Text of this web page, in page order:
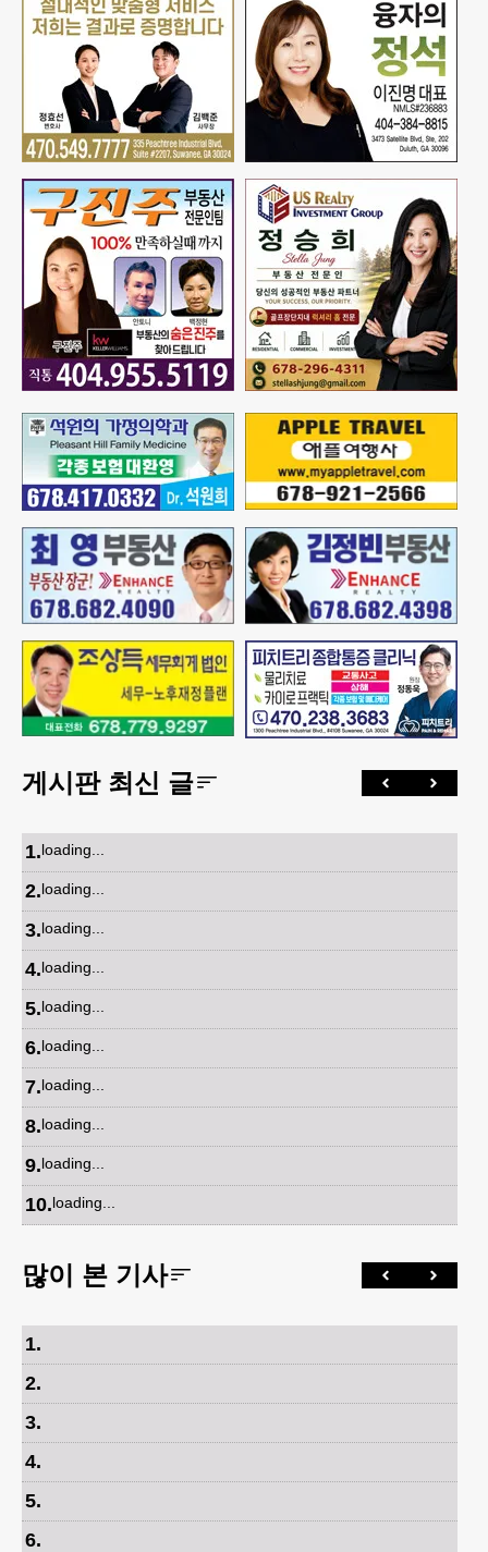
게시판 최신 글
1.loading...
2.loading...
3.loading...
4.loading...
5.loading...
6.loading...
7.loading...
8.loading...
9.loading...
10.loading...
많이 본 기사
1.
2.
3.
4.
5.
6.